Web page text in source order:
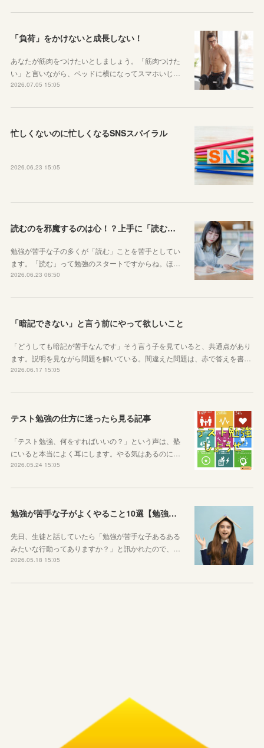
「負荷」をかけないと成長しない！
あなたが筋肉をつけたいとしましょう。「筋肉つけた
い」と言いながら、ベッドに横になってスマホいじ…
2026.07.05 15:05
忙しくないのに忙しくなるSNSスパイラル
2026.06.23 15:05
読むのを邪魔するのは心！？上手に「読む」ための気持ちの対処法
勉強が苦手な子の多くが「読む」ことを苦手としてい
ます。「読む」って勉強のスタートですからね。ほ…
2026.06.23 06:50
「暗記できない」と言う前にやって欲しいこと
「どうしても暗記が苦手なんです」そう言う子を見ていると、共通点があり
ます。説明を見ながら問題を解いている。間違えた問題は、赤で答えを書…
2026.06.17 15:05
テスト勉強の仕方に迷ったら見る記事
「テスト勉強、何をすればいいの？」という声は、塾
にいると本当によく耳にします。やる気はあるのに…
2026.05.24 15:05
勉強が苦手な子がよくやること10選【勉強苦手あるある】
先日、生徒と話していたら「勉強が苦手な子あるある
みたいな行動ってありますか？」と訊かれたので、…
2026.05.18 15:05